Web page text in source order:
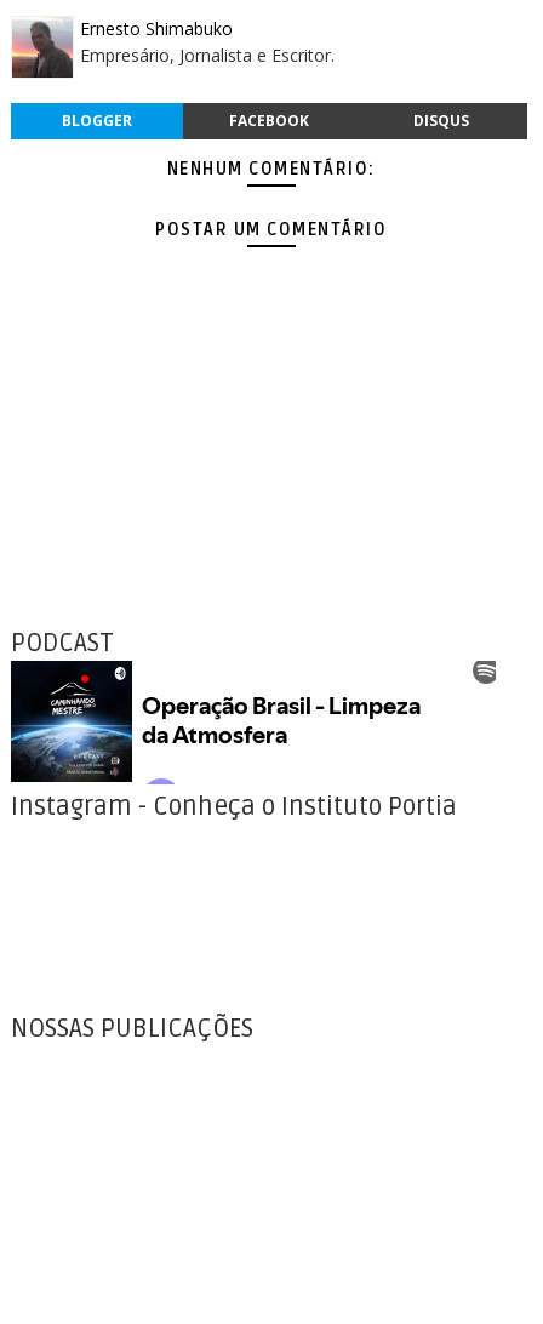
Ernesto Shimabuko
Empresário, Jornalista e Escritor.
BLOGGER FACEBOOK DISQUS
NENHUM COMENTÁRIO:
POSTAR UM COMENTÁRIO
PODCAST
Instagram - Conheça o Instituto Portia
NOSSAS PUBLICAÇÕES